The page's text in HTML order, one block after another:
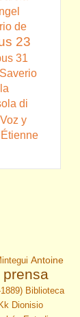
de
23
31
Saverio
di
Voz y
Étienne
Antoine
Biblioteca
Dionisio